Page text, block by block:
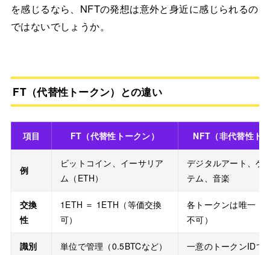
を感じるなら、NFTの発想は意外と身近に感じられるの
ではないでしょうか。
FT（代替性トークン）との違い
項目 FT（代替性トークン） NFT（非代替性ト
例
ビットコイン、イーサリア
ム（ETH）
デジタルアート、ゲ
テム、音楽
交換
性
1ETH ＝ 1ETH（等価交換
可）
各トークンは唯一（
不可）
識別 単位で管理（0.5BTCなど） 一意のトークンIDで